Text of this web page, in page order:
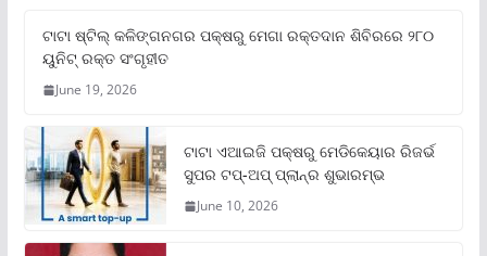
ଟାଟା ଷ୍ଟିଲ୍‌ କଳିଙ୍ଗନଗର ପକ୍ଷରୁ ମେଗା ରକ୍ତଦାନ ଶିବିରରେ ୨୮୦
ୟୁନିଟ୍‌ ରକ୍ତ ସଂଗୃହୀତ
June 19, 2026
ଟାଟା ଏଆଇଜି ପକ୍ଷରୁ ମେଡିକେୟାର ରିଜର୍ଭ
ସୁପର ଟପ୍‌-ଅପ୍ ପ୍ଲାନ୍‌ର ଶୁଭାରମ୍ଭ
June 10, 2026